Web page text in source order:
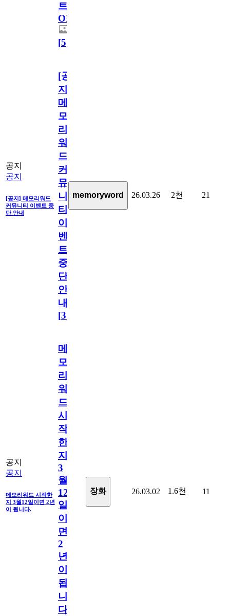
트
OPEN!
[5]
공지
공지
[공지] 메모리워드
커뮤니티 이벤트 중
단 안내
[공
지]
메
모
리
워
드
커
뮤
니
티
이
벤
트
중
단
안
내
[31
memoryword 26.03.26 2천 21
공지
공지
메모리워드 시작한
지 3월12일이면 2년
이 됩니다.
메
모
리
워
드
시
작
한
지
3
월
12
일
이
면
2
년
이
됩
니
다.
장화 26.03.02 1.6천 11